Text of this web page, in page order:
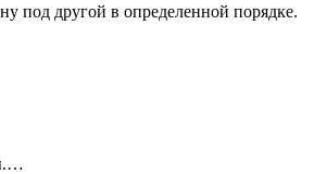
под другой в определенной порядке.